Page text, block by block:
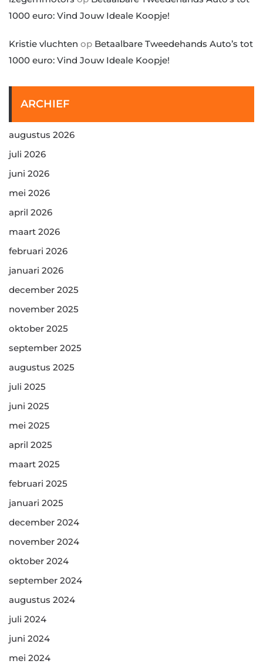
1000 euro: Vind Jouw Ideale Koopje!
Kristie vluchten op Betaalbare Tweedehands Auto’s tot
1000 euro: Vind Jouw Ideale Koopje!
ARCHIEF
augustus 2026
juli 2026
juni 2026
mei 2026
april 2026
maart 2026
februari 2026
januari 2026
december 2025
november 2025
oktober 2025
september 2025
augustus 2025
juli 2025
juni 2025
mei 2025
april 2025
maart 2025
februari 2025
januari 2025
december 2024
november 2024
oktober 2024
september 2024
augustus 2024
juli 2024
juni 2024
mei 2024